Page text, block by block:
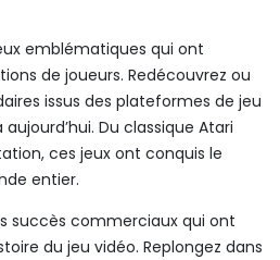
emblématiques qui ont
de joueurs. Redécouvrez ou
issus des plateformes de jeu
Du classique Atari
ces jeux ont conquis le
entier.
succès commerciaux qui ont
du jeu vidéo. Replongez dans